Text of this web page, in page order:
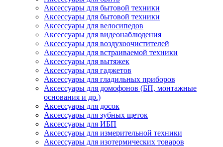
Аксессуары для бытовой техники
Аксессуары для бытовой техники
Аксессуары для велосипедов
Аксессуары для видеонаблюдения
Аксессуары для воздухоочистителей
Аксессуары для встраиваемой техники
Аксессуары для вытяжек
Аксессуары для гаджетов
Аксессуары для гладильных приборов
Аксессуары для домофонов (БП, монтажные
основания и др.)
Аксессуары для досок
Аксессуары для зубных щеток
Аксессуары для ИБП
Аксессуары для измерительной техники
Аксессуары для изотермических товаров